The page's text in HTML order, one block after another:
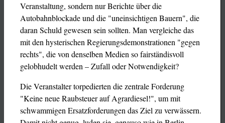
Veranstaltung, sondern nur Berichte über die
Autobahnblockade und die "uneinsichtigen Bauern", die
daran Schuld gewesen sein sollten. Man vergleiche das
mit den hysterischen Regierungsdemonstrationen "gegen
rechts", die von denselben Medien so fairständisvoll
gelobhudelt werden – Zufall oder Notwendigkeit?
Die Veranstalter torpedierten die zentrale Forderung
"Keine neue Raubsteuer auf Agrardiesel!", um mit
schwammigen Ersatzforderungen das Ziel zu verwässern.